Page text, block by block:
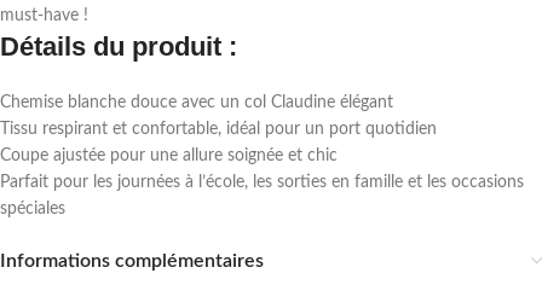
must-have !
Détails du produit :
Chemise blanche douce avec un col Claudine élégant
Tissu respirant et confortable, idéal pour un port quotidien
Coupe ajustée pour une allure soignée et chic
Parfait pour les journées à l’école, les sorties en famille et les occasions
spéciales
Informations complémentaires